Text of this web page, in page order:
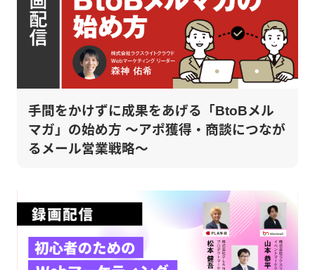
手間をかけずに成果をあげる「BtoBメル
マガ」の始め方 ～アポ獲得・商談につなが
るメール営業戦略～